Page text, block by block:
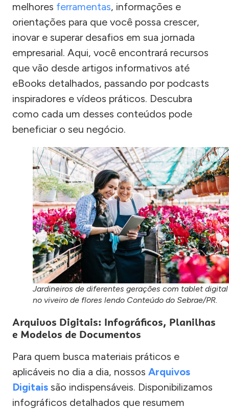
melhores ferramentas, informações e
orientações para que você possa crescer,
inovar e superar desafios em sua jornada
empresarial. Aqui, você encontrará recursos
que vão desde artigos informativos até
eBooks detalhados, passando por podcasts
inspiradores e vídeos práticos. Descubra
como cada um desses conteúdos pode
beneficiar o seu negócio.
Jardineiros de diferentes gerações com tablet digital
no viveiro de flores lendo Conteúdo do Sebrae/PR.
Arquivos Digitais: Infográficos, Planilhas
e Modelos de Documentos
Para quem busca materiais práticos e
aplicáveis no dia a dia, nossos Arquivos
Digitais são indispensáveis. Disponibilizamos
infográficos detalhados que resumem